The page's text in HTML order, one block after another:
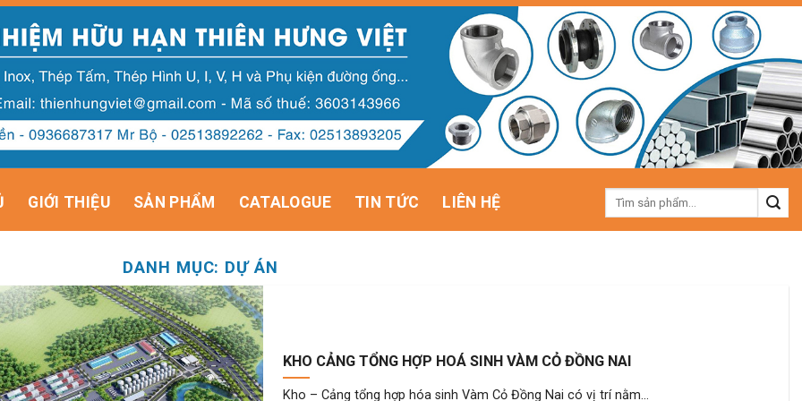
GIỚI THIỆU SẢN PHẨM CATALOGUE TIN TỨC LIÊN HỆ
Tìm
DANH MỤC: DỰ ÁN
KHO CẢNG TỔNG HỢP HOÁ SINH VÀM CỎ ĐỒNG NAI
Kho – Cảng tổng hợp hóa sinh Vàm Cỏ Đồng Nai có vị trí nằm...